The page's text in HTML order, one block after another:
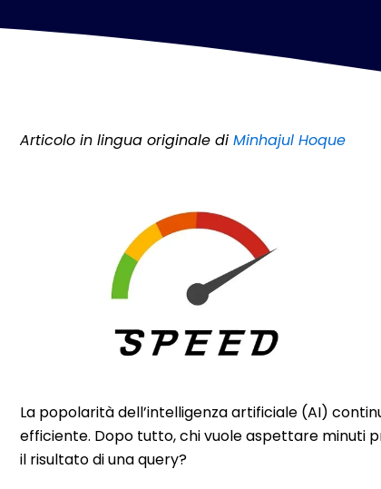
Articolo in lingua originale di Minhajul Hoque
La popolarità dell’intelligenza artificiale (AI)
efficiente. Dopo tutto, chi vuole aspettare minuti
il risultato di una query?